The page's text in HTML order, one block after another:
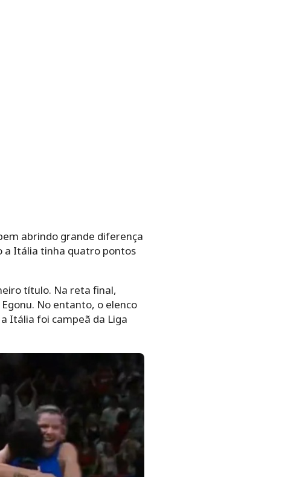
abrindo grande diferença
a Itália tinha quatro pontos
título. Na reta final,
No entanto, o elenco
Itália foi campeã da Liga